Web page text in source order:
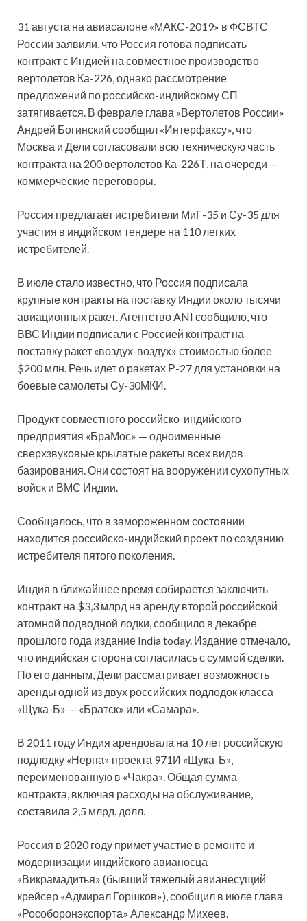
31 августа на авиасалоне «МАКС-2019» в ФСВТС
России заявили, что Россия готова подписать
контракт с Индией на совместное производство
вертолетов Ка-226, однако рассмотрение
предложений по российско-индийскому СП
затягивается. В феврале глава «Вертолетов России»
Андрей Богинский сообщил «Интерфаксу», что
Москва и Дели согласовали всю техническую часть
контракта на 200 вертолетов Ка-226Т, на очереди —
коммерческие переговоры.
Россия предлагает истребители МиГ-35 и Су-35 для
участия в индийском тендере на 110 легких
истребителей.
В июле стало известно, что Россия подписала
крупные контракты на поставку Индии около тысячи
авиационных ракет. Агентство ANI сообщило, что
ВВС Индии подписали с Россией контракт на
поставку ракет «воздух-воздух» стоимостью более
$200 млн. Речь идет о ракетах Р-27 для установки на
боевые самолеты Су-30МКИ.
Продукт совместного российско-индийского
предприятия «БраМос» — одноименные
сверхзвуковые крылатые ракеты всех видов
базирования. Они состоят на вооружении сухопутных
войск и ВМС Индии.
Сообщалось, что в замороженном состоянии
находится российско-индийский проект по созданию
истребителя пятого поколения.
Индия в ближайшее время собирается заключить
контракт на $3,3 млрд на аренду второй российской
атомной подводной лодки, сообщило в декабре
прошлого года издание India today. Издание отмечало,
что индийская сторона согласилась с суммой сделки.
По его данным, Дели рассматривает возможность
аренды одной из двух российских подлодок класса
«Щука-Б» — «Братск» или «Самара».
В 2011 году Индия арендовала на 10 лет российскую
подлодку «Нерпа» проекта 971И «Щука-Б»,
переименованную в «Чакра». Общая сумма
контракта, включая расходы на обслуживание,
составила 2,5 млрд. долл.
Россия в 2020 году примет участие в ремонте и
модернизации индийского авианосца
«Викрамадитья» (бывший тяжелый авианесущий
крейсер «Адмирал Горшков»), сообщил в июле глава
«Рособоронэкспорта» Александр Михеев.